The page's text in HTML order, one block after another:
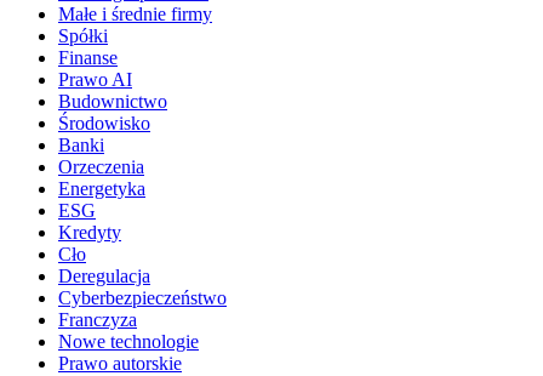
Małe i średnie firmy
Spółki
Finanse
Prawo AI
Budownictwo
Środowisko
Banki
Orzeczenia
Energetyka
ESG
Kredyty
Cło
Deregulacja
Cyberbezpieczeństwo
Franczyza
Nowe technologie
Prawo autorskie